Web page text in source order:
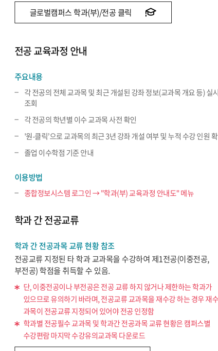
글로벌캠퍼스 학과(부)/전공 클릭
전공 교육과정 안내
주요내용
각 전공의 전체 교과목 및 최근 개설된 강좌 정보(교과목 개요 등) 실
조회
각 전공의 학년별 이수 교과목 사전 확인
'원-클릭’으로 교과목의 최근 3년 강좌 개설 여부 및 누적 수강 인원
졸업 이수학점 기준 안내
이용방법
종합정보시스템 로그인 → "학과(부) 교육과정 안내도" 메뉴
학과 간 전공교류
학과 간 전공과목 교류 현황 참조
전공교류 지정된 타 학과 교과목을 수강하여 제1전공(이중전공,
부전공) 학점을 취득할 수 있음.
단, 이중전공이나 부전공은 전공 교류 하지 않거나 제한하는 학과가
있으므로 유의하기 바라며, 전공교류 교과목을 재수강 하는 경우 재
과목이 전공교류 지정되어 있어야 전공 인정함
학과별 전공필수 교과목 및 학과간 전공과목 교류 현황은 캠퍼스별
수강편람 마지막 수강유의교과목 다운로드